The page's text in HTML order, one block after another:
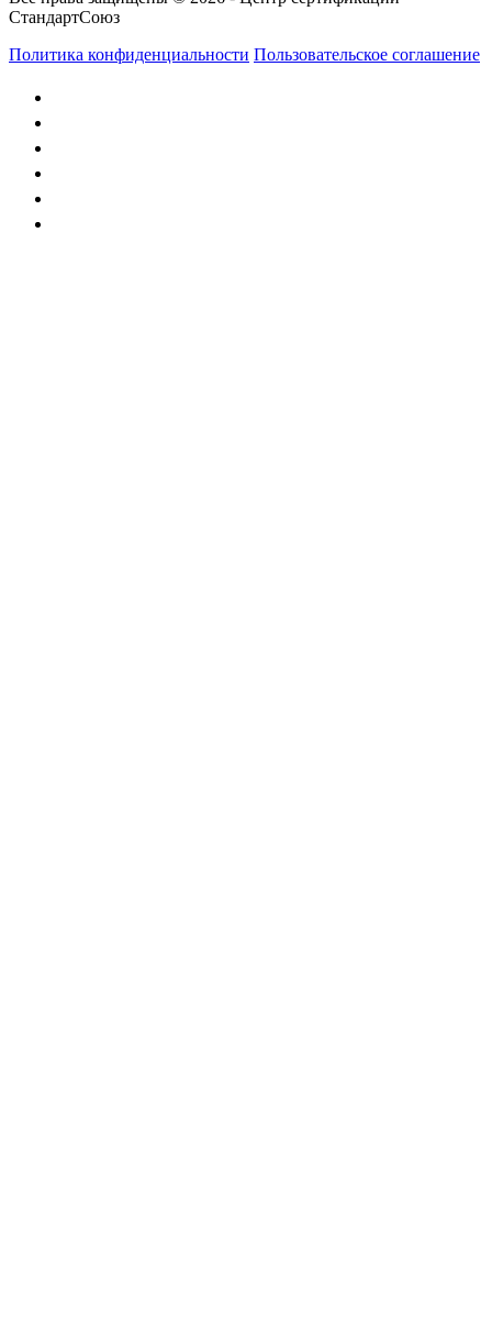
СтандартСоюз
Политика конфиденциальности Пользовательское соглашение